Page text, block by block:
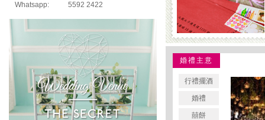
Whatsapp:
5592 2422
婚禮主意
行禮擺酒
婚禮
囍餅